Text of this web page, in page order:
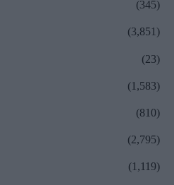
(345)
(3,851)
(23)
(1,583)
(810)
(2,795)
(1,119)